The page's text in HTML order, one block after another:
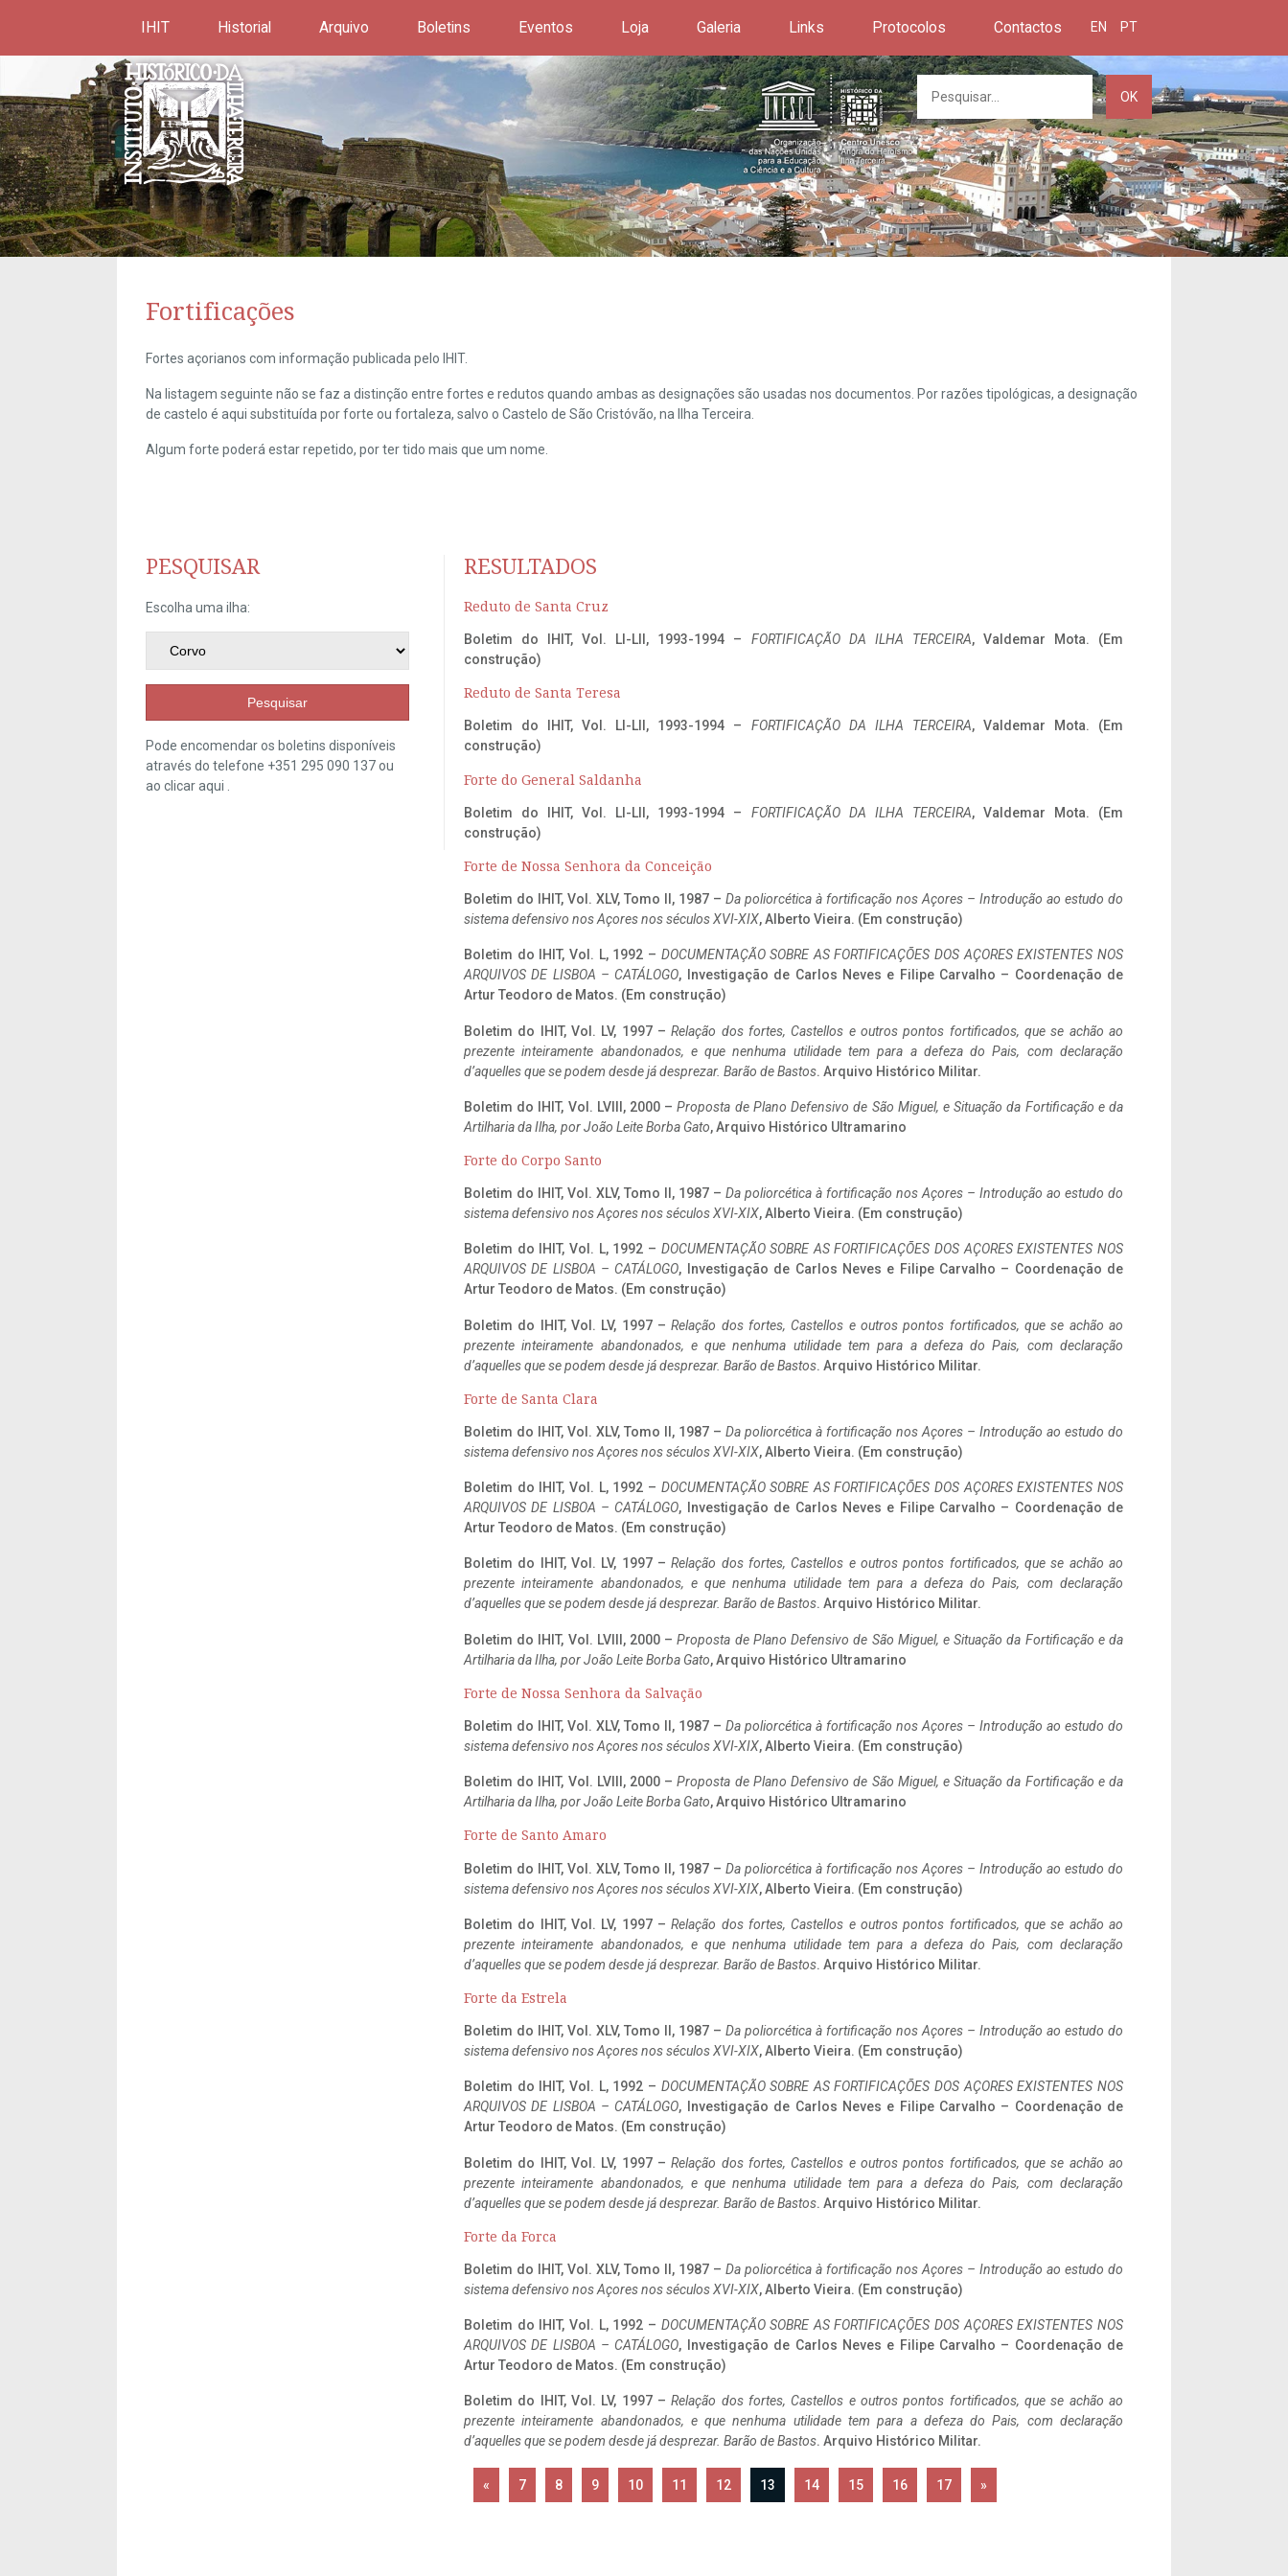
IHIT Historial Arquivo Boletins Eventos Loja Galeria Links Protocolos Contactos EN PT
OK
Fortificações
Fortes açorianos com informação publicada pelo IHIT.
Na listagem seguinte não se faz a distinção entre fortes e redutos quando ambas as designações são usadas nos documentos. Por razões tipológicas, a designação
de castelo é aqui substituída por forte ou fortaleza, salvo o Castelo de São Cristóvão, na Ilha Terceira.
Algum forte poderá estar repetido, por ter tido mais que um nome.
PESQUISAR
Escolha uma ilha:
Pesquisar
Pode encomendar os boletins disponíveis
através do telefone +351 295 090 137 ou
ao clicaraqui
RESULTADOS
Reduto de Santa Cruz
Boletim do IHIT, Vol. LI-LII, 1993-1994 – FORTIFICAÇÃO DA ILHA TERCEIRA, Valdemar Mota. (Em
construção)
Reduto de Santa Teresa
Boletim do IHIT, Vol. LI-LII, 1993-1994 – FORTIFICAÇÃO DA ILHA TERCEIRA, Valdemar Mota. (Em
construção)
Forte do General Saldanha
Boletim do IHIT, Vol. LI-LII, 1993-1994 – FORTIFICAÇÃO DA ILHA TERCEIRA, Valdemar Mota. (Em
construção)
Forte de Nossa Senhora da Conceição
Boletim do IHIT, Vol. XLV, Tomo II, 1987 – Da poliorcética à fortificação nos Açores – Introdução ao estudo do
sistema defensivo nos Açores nos séculos XVI-XIX, Alberto Vieira. (Em construção)
Boletim do IHIT, Vol. L, 1992 – DOCUMENTAÇÃO SOBRE AS FORTIFICAÇÕES DOS AÇORES EXISTENTES NOS
ARQUIVOS DE LISBOA – CATÁLOGO, Investigação de Carlos Neves e Filipe Carvalho – Coordenação de
Artur Teodoro de Matos. (Em construção)
Boletim do IHIT, Vol. LV, 1997 –Relação dos fortes, Castellos e outros pontos fortificados, que se achão ao
prezente inteiramente abandonados, e que nenhuma utilidade tem para a defeza do Pais, com declaração
d’aquelles que se podem desde já desprezar. Barão de Bastos. Arquivo Histórico Militar.
Boletim do IHIT, Vol. LVIII, 2000 –Proposta de Plano Defensivo de São Miguel, e Situação da Fortificação e da
Artilharia da Ilha, por João Leite Borba Gato, Arquivo Histórico Ultramarino
Forte do Corpo Santo
Boletim do IHIT, Vol. XLV, Tomo II, 1987 – Da poliorcética à fortificação nos Açores – Introdução ao estudo do
sistema defensivo nos Açores nos séculos XVI-XIX, Alberto Vieira. (Em construção)
Boletim do IHIT, Vol. L, 1992 – DOCUMENTAÇÃO SOBRE AS FORTIFICAÇÕES DOS AÇORES EXISTENTES NOS
ARQUIVOS DE LISBOA – CATÁLOGO, Investigação de Carlos Neves e Filipe Carvalho – Coordenação de
Artur Teodoro de Matos. (Em construção)
Boletim do IHIT, Vol. LV, 1997 –Relação dos fortes, Castellos e outros pontos fortificados, que se achão ao
prezente inteiramente abandonados, e que nenhuma utilidade tem para a defeza do Pais, com declaração
d’aquelles que se podem desde já desprezar. Barão de Bastos. Arquivo Histórico Militar.
Forte de Santa Clara
Boletim do IHIT, Vol. XLV, Tomo II, 1987 – Da poliorcética à fortificação nos Açores – Introdução ao estudo do
sistema defensivo nos Açores nos séculos XVI-XIX, Alberto Vieira. (Em construção)
Boletim do IHIT, Vol. L, 1992 – DOCUMENTAÇÃO SOBRE AS FORTIFICAÇÕES DOS AÇORES EXISTENTES NOS
ARQUIVOS DE LISBOA – CATÁLOGO, Investigação de Carlos Neves e Filipe Carvalho – Coordenação de
Artur Teodoro de Matos. (Em construção)
Boletim do IHIT, Vol. LV, 1997 –Relação dos fortes, Castellos e outros pontos fortificados, que se achão ao
prezente inteiramente abandonados, e que nenhuma utilidade tem para a defeza do Pais, com declaração
d’aquelles que se podem desde já desprezar. Barão de Bastos. Arquivo Histórico Militar.
Boletim do IHIT, Vol. LVIII, 2000 –Proposta de Plano Defensivo de São Miguel, e Situação da Fortificação e da
Artilharia da Ilha, por João Leite Borba Gato, Arquivo Histórico Ultramarino
Forte de Nossa Senhora da Salvação
Boletim do IHIT, Vol. XLV, Tomo II, 1987 – Da poliorcética à fortificação nos Açores – Introdução ao estudo do
sistema defensivo nos Açores nos séculos XVI-XIX, Alberto Vieira. (Em construção)
Boletim do IHIT, Vol. LVIII, 2000 –Proposta de Plano Defensivo de São Miguel, e Situação da Fortificação e da
Artilharia da Ilha, por João Leite Borba Gato, Arquivo Histórico Ultramarino
Forte de Santo Amaro
Boletim do IHIT, Vol. XLV, Tomo II, 1987 – Da poliorcética à fortificação nos Açores – Introdução ao estudo do
sistema defensivo nos Açores nos séculos XVI-XIX, Alberto Vieira. (Em construção)
Boletim do IHIT, Vol. LV, 1997 –Relação dos fortes, Castellos e outros pontos fortificados, que se achão ao
prezente inteiramente abandonados, e que nenhuma utilidade tem para a defeza do Pais, com declaração
d’aquelles que se podem desde já desprezar. Barão de Bastos. Arquivo Histórico Militar.
Forte da Estrela
Boletim do IHIT, Vol. XLV, Tomo II, 1987 – Da poliorcética à fortificação nos Açores – Introdução ao estudo do
sistema defensivo nos Açores nos séculos XVI-XIX, Alberto Vieira. (Em construção)
Boletim do IHIT, Vol. L, 1992 – DOCUMENTAÇÃO SOBRE AS FORTIFICAÇÕES DOS AÇORES EXISTENTES NOS
ARQUIVOS DE LISBOA – CATÁLOGO, Investigação de Carlos Neves e Filipe Carvalho – Coordenação de
Artur Teodoro de Matos. (Em construção)
Boletim do IHIT, Vol. LV, 1997 –Relação dos fortes, Castellos e outros pontos fortificados, que se achão ao
prezente inteiramente abandonados, e que nenhuma utilidade tem para a defeza do Pais, com declaração
d’aquelles que se podem desde já desprezar. Barão de Bastos. Arquivo Histórico Militar.
Forte da Forca
Boletim do IHIT, Vol. XLV, Tomo II, 1987 – Da poliorcética à fortificação nos Açores – Introdução ao estudo do
sistema defensivo nos Açores nos séculos XVI-XIX, Alberto Vieira. (Em construção)
Boletim do IHIT, Vol. L, 1992 – DOCUMENTAÇÃO SOBRE AS FORTIFICAÇÕES DOS AÇORES EXISTENTES NOS
ARQUIVOS DE LISBOA – CATÁLOGO, Investigação de Carlos Neves e Filipe Carvalho – Coordenação de
Artur Teodoro de Matos. (Em construção)
Boletim do IHIT, Vol. LV, 1997 –Relação dos fortes, Castellos e outros pontos fortificados, que se achão ao
prezente inteiramente abandonados, e que nenhuma utilidade tem para a defeza do Pais, com declaração
d’aquelles que se podem desde já desprezar. Barão de Bastos. Arquivo Histórico Militar.
« 7 8 9 10 11 12 13 14 15 16 17 »